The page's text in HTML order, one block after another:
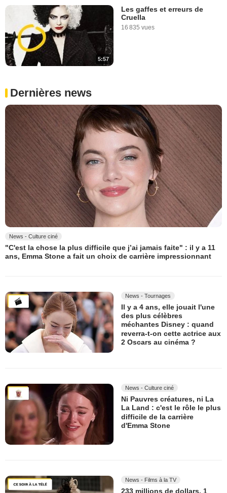
5:57
Les gaffes et erreurs de
Cruella
16 835 vues
Dernières news
News - Culture ciné
"C'est la chose la plus difficile que j’ai jamais faite" : il y a 11
ans, Emma Stone a fait un choix de carrière impressionnant
News - Tournages
Il y a 4 ans, elle jouait l'une
des plus célèbres
méchantes Disney : quand
reverra-t-on cette actrice aux
2 Oscars au cinéma ?
News - Culture ciné
Ni Pauvres créatures, ni La
La Land : c'est le rôle le plus
difficile de la carrière
d'Emma Stone
News - Films à la TV
233 millions de dollars, 1